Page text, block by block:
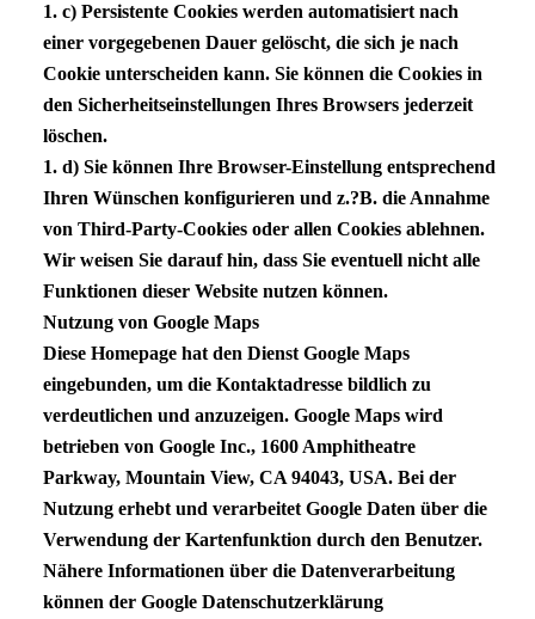
1. c) Persistente Cookies werden automatisiert nach
einer vorgegebenen Dauer gelöscht, die sich je nach
Cookie unterscheiden kann. Sie können die Cookies in
den Sicherheitseinstellungen Ihres Browsers jederzeit
löschen.
1. d) Sie können Ihre Browser-Einstellung entsprechend
Ihren Wünschen konfigurieren und z.?B. die Annahme
von Third-Party-Cookies oder allen Cookies ablehnen.
Wir weisen Sie darauf hin, dass Sie eventuell nicht alle
Funktionen dieser Website nutzen können.
Nutzung von Google Maps
Diese Homepage hat den Dienst Google Maps
eingebunden, um die Kontaktadresse bildlich zu
verdeutlichen und anzuzeigen. Google Maps wird
betrieben von Google Inc., 1600 Amphitheatre
Parkway, Mountain View, CA 94043,USA. Bei der
Nutzung erhebt und verarbeitet Google Daten über die
Verwendung der Kartenfunktion durch den Benutzer.
Nähere Informationen über die Datenverarbeitung
können der Google Datenschutzerklärung